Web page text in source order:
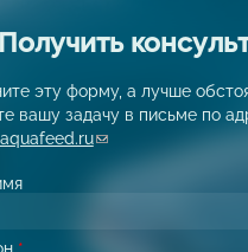
Получить
эту форму, а лучше
вашу задачу в письме по
(link sends e-mail)